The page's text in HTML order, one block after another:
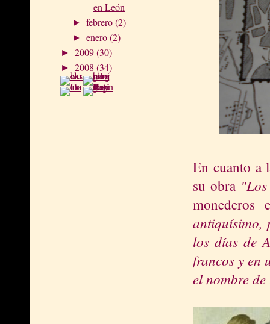
en León
►febrero(2)
►enero(2)
► 2009(30)
► 2008 (34)
En cuanto a
su obra
antiquísimo,
los días de
francos y en
el nombre